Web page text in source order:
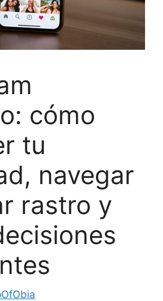
cómo
tu
navegar
rastro y